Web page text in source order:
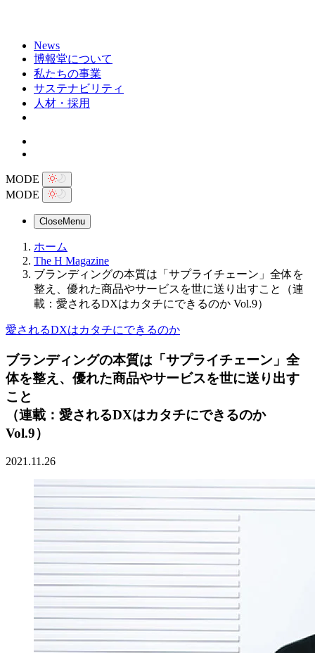
News
博報堂について
私たちの事業
サステナビリティ
人材・採用
MODE
MODE
CloseMenu
ホーム
The H Magazine
ブランディングの本質は「サプライチェーン」全体を
整え、優れた商品やサービスを世に送り出すこと（連
載：愛されるDXはカタチにできるのか Vol.9）
愛されるDXはカタチにできるのか
ブランディングの本質は「サプライチェーン」全
体を整え、優れた商品やサービスを世に送り出す
こと
（連載：愛されるDXはカタチにできるのか
Vol.9）
2021.11.26